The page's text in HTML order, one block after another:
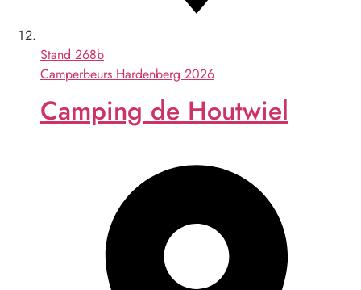
Stand 268b
Camperbeurs Hardenberg 2026
Camping de Houtwiel